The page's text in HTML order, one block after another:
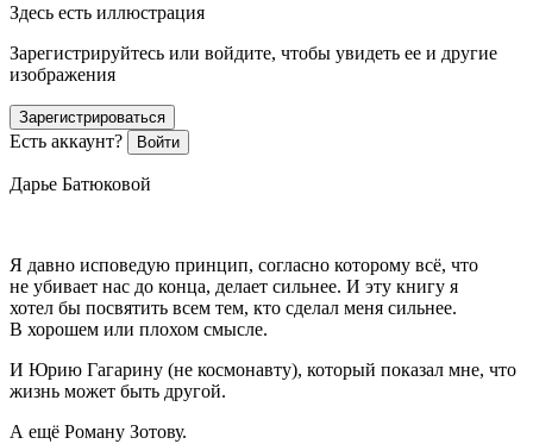
Здесь есть иллюстрация
Зарегистрируйтесь или войдите, чтобы увидеть ее и другие
изображения
Зарегистрироваться
Есть аккаунт? Войти
Дарье Батюковой
Я давно исповедую принцип, согласно которому всё, что
не убивает нас до конца, делает сильнее. И эту книгу я
хотел бы посвятить всем тем, кто сделал меня сильнее.
В хорошем или плохом смысле.
И Юрию Гагарину (не космонавту), который показал мне, что
жизнь может быть другой.
А ещё Роману Зотову.